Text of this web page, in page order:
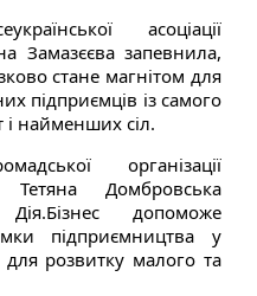
асоціації
Замазєєва запевнила,
стане магнітом для
підприємців із самого
найменших сіл.
організації
Домбровська
допоможе
підприємництва у
розвитку малого та